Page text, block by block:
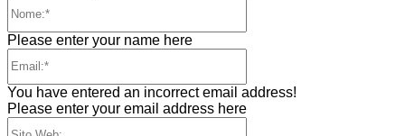
Please enter your name here
You have entered an incorrect email address!
Please enter your email address here